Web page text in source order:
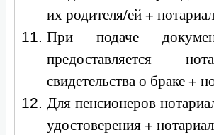
их родителя/ей +
При подаче
предоставляется
свидетельства о браке +
Для пенсионеров
удостоверения +